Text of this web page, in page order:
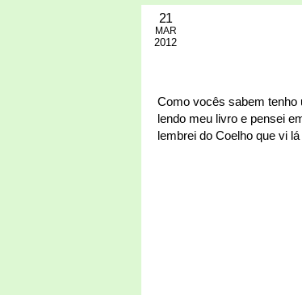
21
MAR
2012
Como vocês sabem tenho
lendo meu livro e pensei
lembrei do Coelho que vi